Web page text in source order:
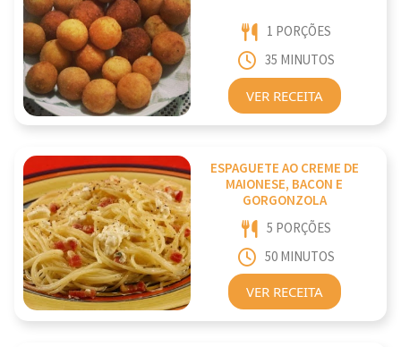
1 PORÇÕES
35 MINUTOS
VER RECEITA
ESPAGUETE AO CREME DE
MAIONESE, BACON E
GORGONZOLA
5 PORÇÕES
50 MINUTOS
VER RECEITA